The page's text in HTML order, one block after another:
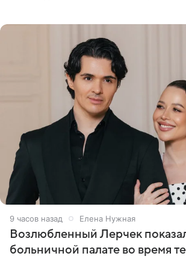
9 часов назад Елена Нужная
Возлюбленный Лерчек
больничной палате во время